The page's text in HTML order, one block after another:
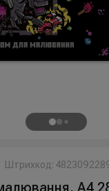
Штрихкод:
А4